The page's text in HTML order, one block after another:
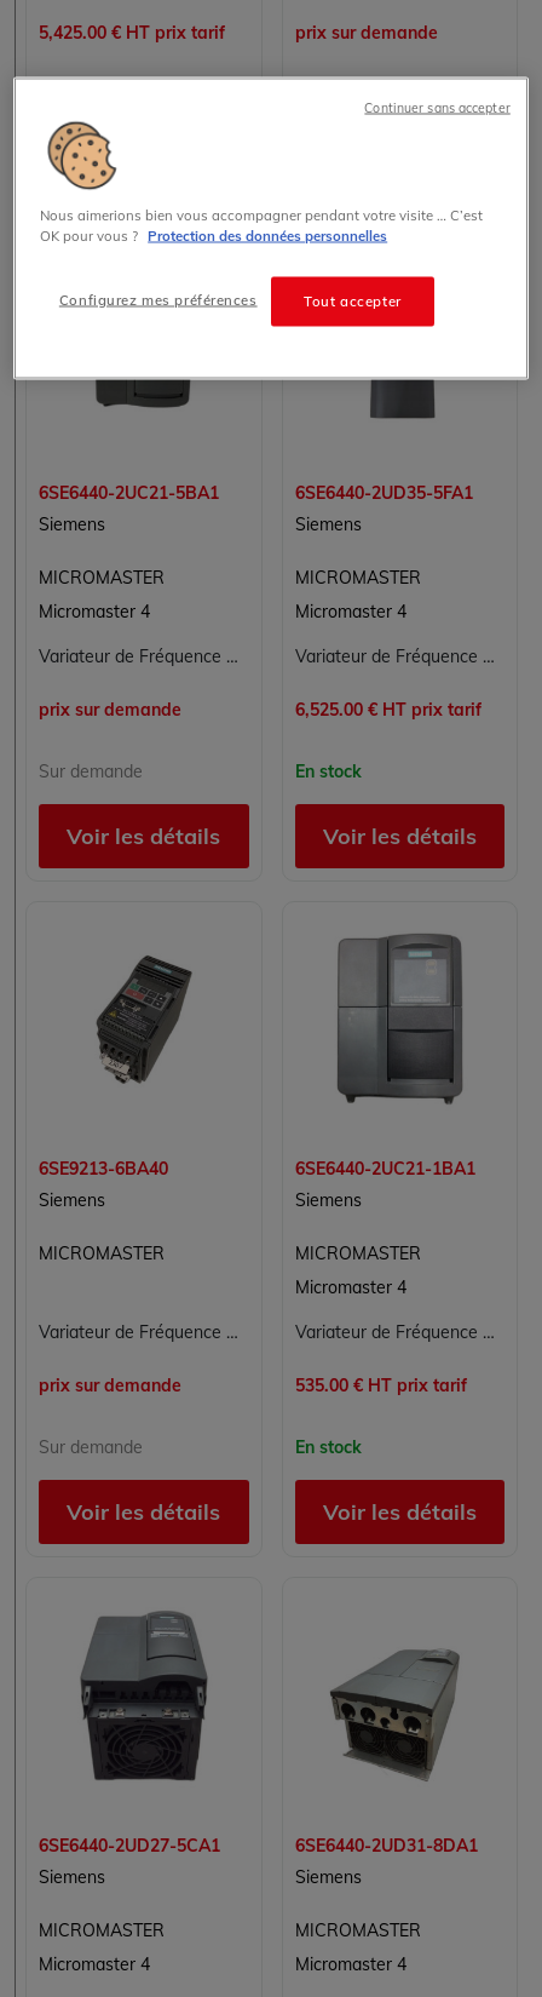
5,425.00 € HT prix tarif
Voir les détails
prix sur demande
6SE6440-2UC21-5BA1
Siemens
MICROMASTER
Micromaster 4
Variateur de Fréquence Siemens 6SE6440-2UC21-5BA1 pour Conversion d'Énergie
prix sur demande
Sur demande
Voir les détails
6SE6440-2UD35-5FA1
Siemens
MICROMASTER
Micromaster 4
Variateur de Fréquence Siemens MICROMASTER 440 - 6SE6440-2UD35-5FA1
6,525.00 € HT prix tarif
En stock
Voir les détails
6SE9213-6BA40
Siemens
MICROMASTER
Variateur de Fréquence MICROMASTER SIEMENS 6SE9213-6BA40
prix sur demande
Sur demande
Voir les détails
6SE6440-2UC21-1BA1
Siemens
MICROMASTER
Micromaster 4
Variateur de Fréquence Siemens MICROMASTER 6SE6440-2UC21-1BA1
535.00 € HT prix tarif
En stock
Voir les détails
6SE6440-2UD27-5CA1
Siemens
MICROMASTER
Micromaster 4
6SE6440-2UD31-8DA1
Siemens
MICROMASTER
Micromaster 4
Nous aimerions bien vous accompagner pendant votre visite … C’est
OK pour vous ? Protection des données personnelles
Tout accepter
Configurez mes préférences
Continuer sans accepter